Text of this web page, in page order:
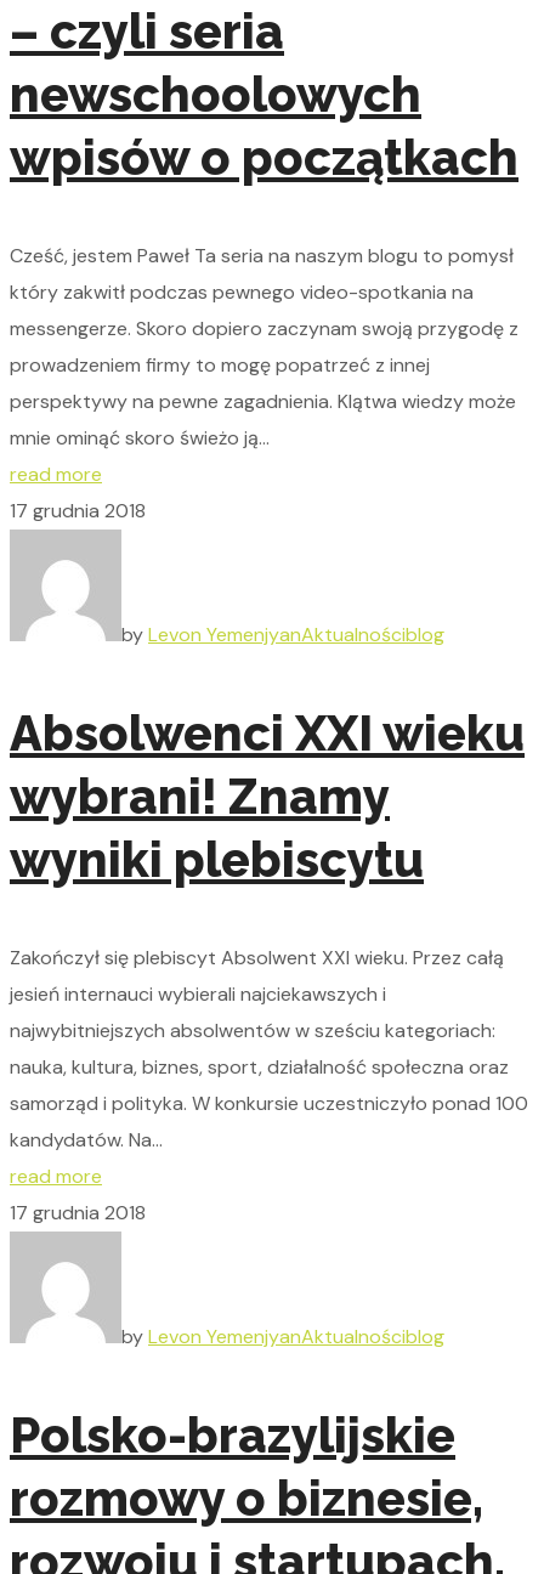
– czyli seria
newschoolowych
wpisów o początkach
Cześć, jestem Paweł Ta seria na naszym blogu to pomysł
który zakwitł podczas pewnego video-spotkania na
messengerze. Skoro dopiero zaczynam swoją przygodę z
prowadzeniem firmy to mogę popatrzeć z innej
perspektywy na pewne zagadnienia. Klątwa wiedzy może
mnie ominąć skoro świeżo ją...
read more
17 grudnia 2018
byLevon YemenjyanAktualnościblog
Absolwenci XXI wieku
wybrani! Znamy
wyniki plebiscytu
Zakończył się plebiscyt Absolwent XXI wieku. Przez całą
jesień internauci wybierali najciekawszych i
najwybitniejszych absolwentów w sześciu kategoriach:
nauka, kultura, biznes, sport, działalność społeczna oraz
samorząd i polityka. W konkursie uczestniczyło ponad 100
kandydatów. Na...
read more
17 grudnia 2018
byLevon YemenjyanAktualnościblog
Polsko-brazylijskie
rozmowy o biznesie,
rozwoju i startupach.